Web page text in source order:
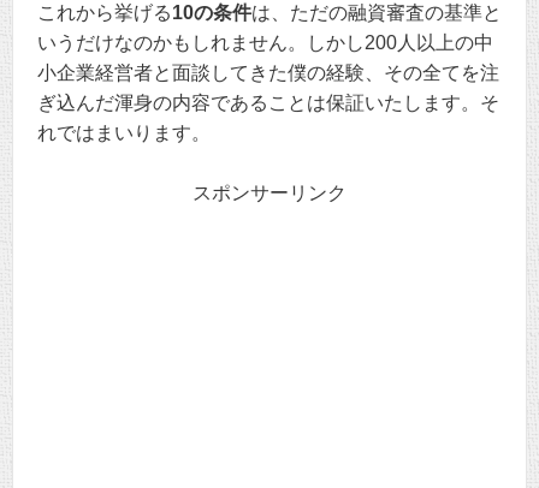
これから挙げる10の条件は、ただの融資審査の基準と
いうだけなのかもしれません。しかし200人以上の中
小企業経営者と面談してきた僕の経験、その全てを注
ぎ込んだ渾身の内容であることは保証いたします。そ
れではまいります。
スポンサーリンク